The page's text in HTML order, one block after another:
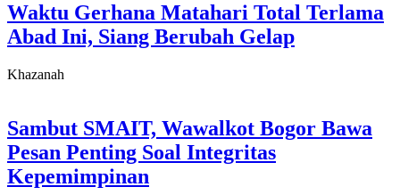
Waktu Gerhana Matahari Total Terlama
Abad Ini, Siang Berubah Gelap
Khazanah
Sambut SMAIT, Wawalkot Bogor Bawa
Pesan Penting Soal Integritas
Kepemimpinan